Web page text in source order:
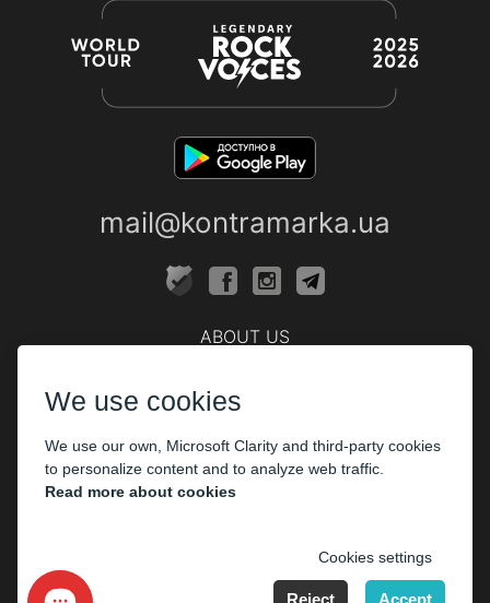
mail@kontramarka.ua
ABOUT US
The organizers
Corporate customers
We use cookies
We use our own, Microsoft Clarity and third-party cookies
to personalize content and to analyze web traffic.
Read more about cookies
Cookies settings
Reject Accept